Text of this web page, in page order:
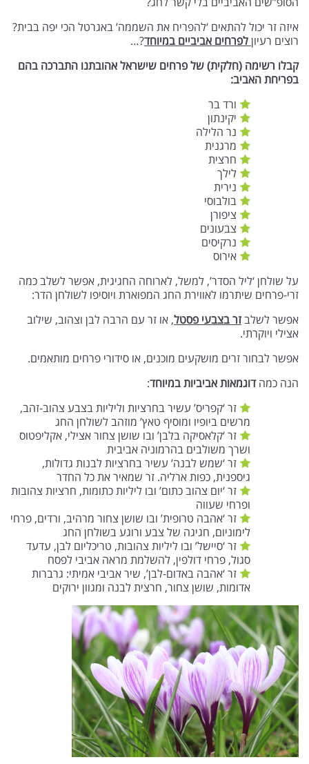
איזה זר יכול להתאים ‘להפריח את השממה’ באגרטל הכי יפה בבית?
רוצים רעיוןלפרחים אביביים במיוחד?…
קבלו רשימה (חלקית) של פרחים שישראל אהובתנו התברכה בהם
בפריחת האביב:
ורד בר
יקינתון
נר הלילה
מרגנית
חרצית
לילך
נירית
בולבוסי
ציפורן
צבעונים
נרקיסים
אירוס
על שולחן ‘ליל הסדר’, למשל, לארוחה החגיגית, אפשר לשלב כמה
זרי-פרחים שיתרמו לאווירת החג המפוארת ויוסיפו לשולחן הדר:
אפשר לשלבזר בצבעי פסטל, או זר עם הרבה לבן וצהוב, שילוב
אצילי ויוקרתי.
אפשר לבחור זרים מושקעים מוכנים, או סידורי פרחים מותאמים.
הנה כמהדוגמאות אביביות במיוחד:
זר ‘קפריס’ עשיר בחרציות וליליות בצבע צהוב-זהב,
מרשים ביופיו ומוסיף טאץ’ מוזהב לשולחן החג
זר ‘קלאסיקה בלבן’ ובו שושן צחור אצילי, אקליפטוס
ושרך משולבים בהרמוניה אביבית
זר ‘שמש לבנה’ עשיר בחרציות לבנות גדולות,
גיספנית, כפות ארליה. זר שמאיר את כל החדר
זר ‘יום צהוב כתום’ ובו ליליות כתומות, חרציות צהובות
ופרחי שעווה
זר ‘אהבה טרופית’ ובו שושן צחור מרהיב, ורדים, פרחי
לימוניום, חגיגה של צבע ורוגע בשולחן החג
זר ‘סיישל’ ובו ליליות צהובות, טריכליום לבן, עדעד
סגול, פרחי דולפין, להשלמת מראה אביבי לפסח
זר ‘אהבה באדום-לבן’, שיר אביבי אמיתי: גרברות
אדומות, שושן צחור, חרצית לבנה ומגוון ירוקים